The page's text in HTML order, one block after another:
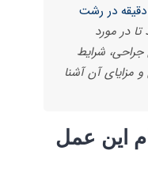
در رشت
در مورد
شرایط
مزایای آن آشنا
این عمل